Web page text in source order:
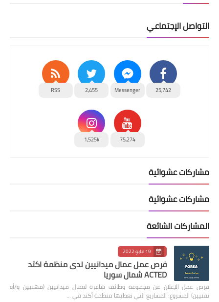
التواصل الإجتماعي
25,742
Messenger
2,455
RSS
75,274
1,525k
مشاركات عشوائية
مشاركات عشوائية
المشاركات الشائعة
19 مايو 2022
فرص عمل عمال ميدانيين لدى منظمة اكتد
ACTED شمال سوريا
فرص عمل الإعلان عن مجموعة وظائف شاغرة لعمال ميدانيين (مهنيين و/أو
تقنيين) المشروع: المشاريع التي تغطيها منظمة أكتد في …